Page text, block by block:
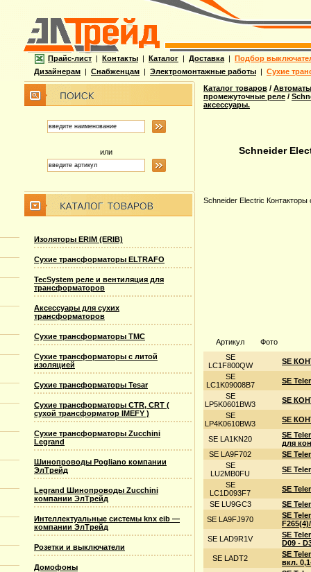
Прайс-лист | Контакты | Каталог | Доставка | Подбор
Дизайнерам | Снабженцам | Электромонтажные работы | Сухие
или
Изоляторы ERIM (ERIB)
Сухие трансформаторы ELTRAFO
TecSystem реле и вентиляция для
трансформаторов
Аксессуары для сухих
трансформаторов
Сухие трансформаторы TMC
Сухие трансформаторы с литой
изоляцией
Сухие трансформаторы Tesar
Сухие трансформаторы CTR, CRT (
сухой трансформатор IMEFY )
Сухие трансформаторы Zucchini
Legrand
Шинопроводы Pogliano компании
ЭлТрейд
Legrand Шинопроводы Zucchini
компании ЭлТрейд
Интеллектуальные системы knx eib —
компании ЭлТрейд
Розетки и выключатели
Домофоны
Каталог товаров /
промежуточные реле /
аксессуары.
Schneider
Schneider Electric
Артикул
Фото
SE
LC1F800QW
SE
SE
LC1K09008B7
SE
SE
LP5K0601BW3
SE
SE
LP4K0610BW3
SE
SE LA1KN20
SE
для
SE LA9F702
SE
SE
LU2MB0FU
SE
SE
LC1D093F7
SE
SE LU9GC3
SE
SE LA9FJ970
SE
SE LAD9R1V
SE
D09 -
SE LADT2
SE
вкл.